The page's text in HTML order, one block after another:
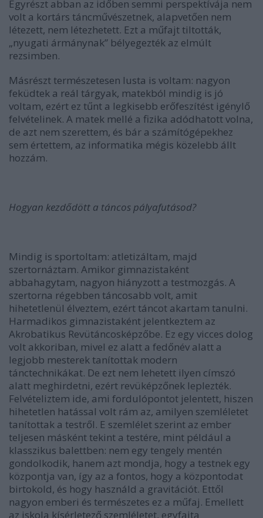
Egyrészt abban az időben semmi perspektívája nem
volt a kortárs táncművészetnek, alapvetően nem
létezett, nem létezhetett. Ezt a műfajt tiltották,
„nyugati ármánynak” bélyegezték az elmúlt
rezsimben.
Másrészt természetesen lusta is voltam: nagyon
feküdtek a reál tárgyak, matekból mindig is jó
voltam, ezért ez tűnt a legkisebb erőfeszítést igénylő
felvételinek. A matek mellé a fizika adódhatott volna,
de azt nem szerettem, és bár a számítógépekhez
sem értettem, az informatika mégis közelebb állt
hozzám.
Hogyan kezdődött a táncos pályafutásod?
Mindig is sportoltam: atletizáltam, majd
szertornáztam. Amikor gimnazistaként
abbahagytam, nagyon hiányzott a testmozgás. A
szertorna régebben táncosabb volt, amit
hihetetlenül élveztem, ezért táncot akartam tanulni.
Harmadikos gimnazistaként jelentkeztem az
Akrobatikus Revütáncosképzőbe. Ez egy vicces dolog
volt akkoriban, mivel ez alatt a fedőnév alatt a
legjobb mesterek tanítottak modern
tánctechnikákat. De ezt nem lehetett ilyen címszó
alatt meghirdetni, ezért revüképzőnek leplezték.
Felvételiztem ide, ami fordulópontot jelentett, hiszen
hihetetlen hatással volt rám az, amilyen szemléletet
tanítottak a testről. E szemlélet szerint az ember
teljesen másként tekint a testére, mint például a
klasszikus balettben: nem egy tengely mentén
gondolkodik, hanem azt mondja, hogy a testnek egy
központja van, így az a fontos, hogy a központodat
birtokold, és hogy használd a gravitációt. Ettől
nagyon emberi és természetes ez a műfaj. Emellett
az iskola kísérletező szemléletet, egyfajta